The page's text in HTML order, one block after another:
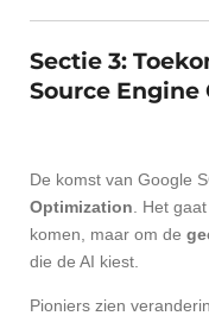
Sectie 3:
Source
De komst van Google
Optimization. Het
komen, maar om de
die de AI kiest.
Pioniers zien